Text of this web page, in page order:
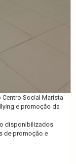
Social Marista
e promoção da
disponibilizados
de promoção e